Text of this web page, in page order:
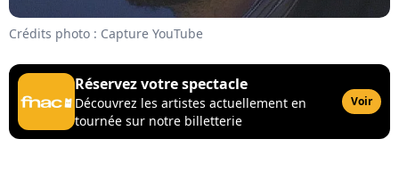
Crédits photo : Capture YouTube
Réservez votre spectacle
Découvrez les artistes actuellement en
tournée sur notre billetterie
Voir